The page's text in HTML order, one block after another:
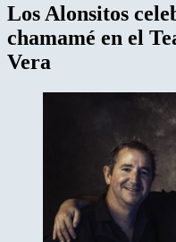
Los Alonsitos
chamamé en el
Vera